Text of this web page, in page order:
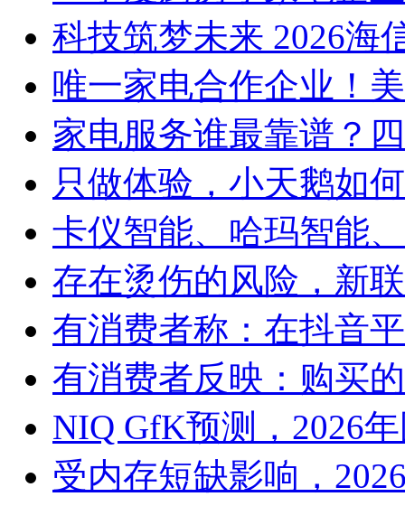
科技筑梦未来 2026海
唯一家电合作企业！
家电服务谁最靠谱？
只做体验，小天鹅如
卡仪智能、哈玛智能
存在烫伤的风险，新
有消费者称：在抖音
有消费者反映：购买
NIQ GfK预测，2026
受内存短缺影响，